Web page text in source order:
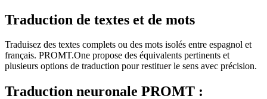
Traduction de textes et de mots
Traduisez des textes complets ou des mots isolés entre espagnol et
français. PROMT.One propose des équivalents pertinents et
plusieurs options de traduction pour restituer le sens avec précision.
Traduction neuronale PROMT :